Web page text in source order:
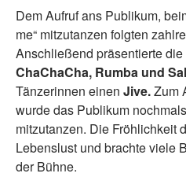
Dem Aufruf ans Publikum,
me“ mitzutanzen folgten
Anschließend präsentierte
ChaChaCha, Rumba und
Tänzerinnen einen Jive.Zum
wurde das Publikum
mitzutanzen. Die Fröhlichkeit
Lebenslust und brachte viele
der Bühne.